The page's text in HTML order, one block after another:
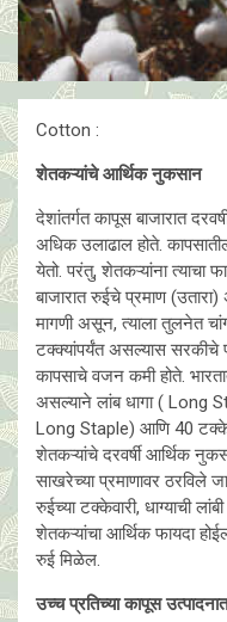
Cotton :
शेतकऱ्यांचे आर्थिक नुकसान
देशांतर्गत कापूस बाजारात
अधिक उलाढाल होते.
येतो. परंतु, शेतकऱ्यांना त्याचा
बाजारात रुईचे प्रमाण
मागणी असून, त्याला तुलनेत
टक्क्यांपर्यंत असल्यास सरकीचे
कापसाचे वजन कमी होते.
असल्याने लांब धागा ( Long
Long Staple) आणि 40 टक्के
शेतकऱ्यांचे दरवर्षी आर्थिक
साखरेच्या प्रमाणावर ठरविले
रुईच्या टक्केवारी, धाग्याची
शेतकऱ्यांचा आर्थिक फायदा
रुई मिळेल.
उच्च प्रतिच्या कापूस